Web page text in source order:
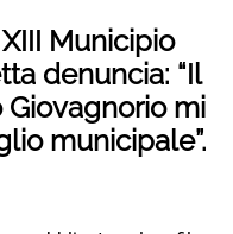
Municipio
denuncia: “Il
mi
municipale”.